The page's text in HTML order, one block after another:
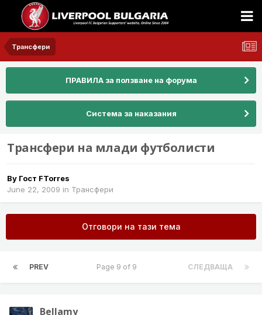
Трансфери
ПРАВИЛА за ползване на форума
Система за наказания
Tрансфери на млади футболисти
By Гост FTorres
June 22, 2009 in Трансфери
Отговори на тази тема
PREV СЛЕДВАЩА
Page 9 of 9
Bellamy